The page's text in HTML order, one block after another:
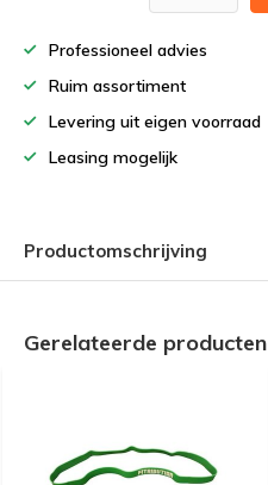
Professioneel advies
Ruim assortiment
Levering uit eigen voorraad
Leasing mogelijk
Productomschrijving
Gerelateerde producten